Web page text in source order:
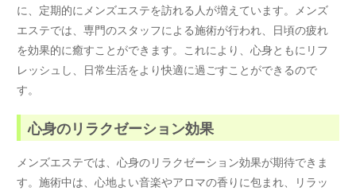
に、定期的にメンズエステを訪れる人が増えています。メンズ
エステでは、専門のスタッフによる施術が行われ、日頃の疲れ
を効果的に癒すことができます。これにより、心身ともにリフ
レッシュし、日常生活をより快適に過ごすことができるので
す。
心身のリラクゼーション効果
メンズエステでは、心身のリラクゼーション効果が期待できま
す。施術中は、心地よい音楽やアロマの香りに包まれ、リラッ